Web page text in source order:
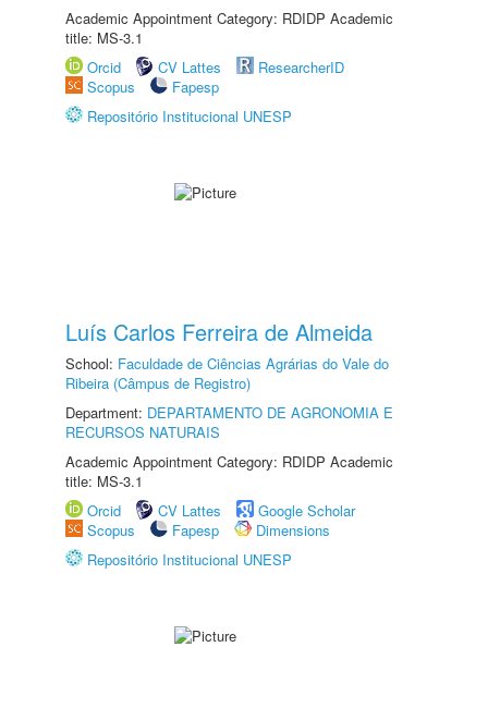
Academic Appointment Category: RDIDP Academic
title: MS-3.1
Orcid
CV Lattes
ResearcherID
Scopus
Fapesp
Repositório Institucional UNESP
Luís Carlos Ferreira de Almeida
School: Faculdade de Ciências Agrárias do Vale do
Ribeira (Câmpus de Registro)
Department: DEPARTAMENTO DE AGRONOMIA E
RECURSOS NATURAIS
Academic Appointment Category: RDIDP Academic
title: MS-3.1
Orcid
CV Lattes
Google Scholar
Scopus
Fapesp
Dimensions
Repositório Institucional UNESP